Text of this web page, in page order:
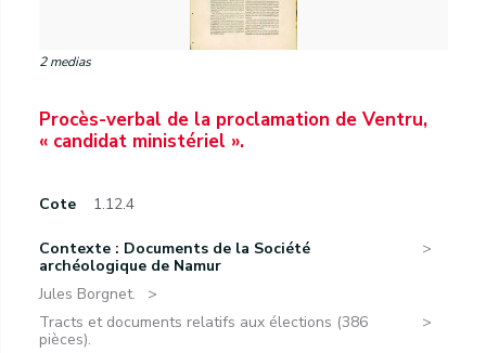
2 medias
Procès-verbal de la proclamation de Ventru,
« candidat ministériel ».
Cote 1.12.4
Contexte : Documents de la Société
archéologique de Namur
Jules Borgnet.
Tracts et documents relatifs aux élections (386
pièces).